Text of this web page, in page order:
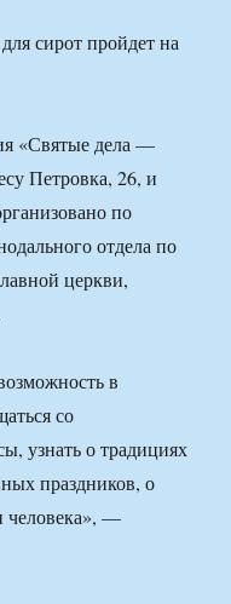
«Святые дела —
Петровка, 26, и
по
отдела по
церкви,
в
со
узнать о традициях
праздников, о
человека», —